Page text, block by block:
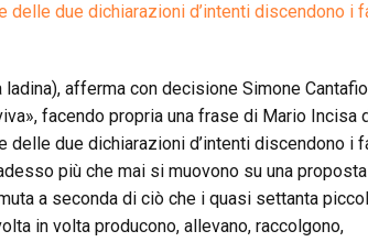
delle due dichiarazioni d’intenti discendono i
ladina), afferma con decisione Simone
facendo propria una frase di Mario Incisa
delle due dichiarazioni d’intenti discendono i
più che mai si muovono su una
a seconda di ciò che i quasi settanta
in volta producono, allevano, raccolgono,